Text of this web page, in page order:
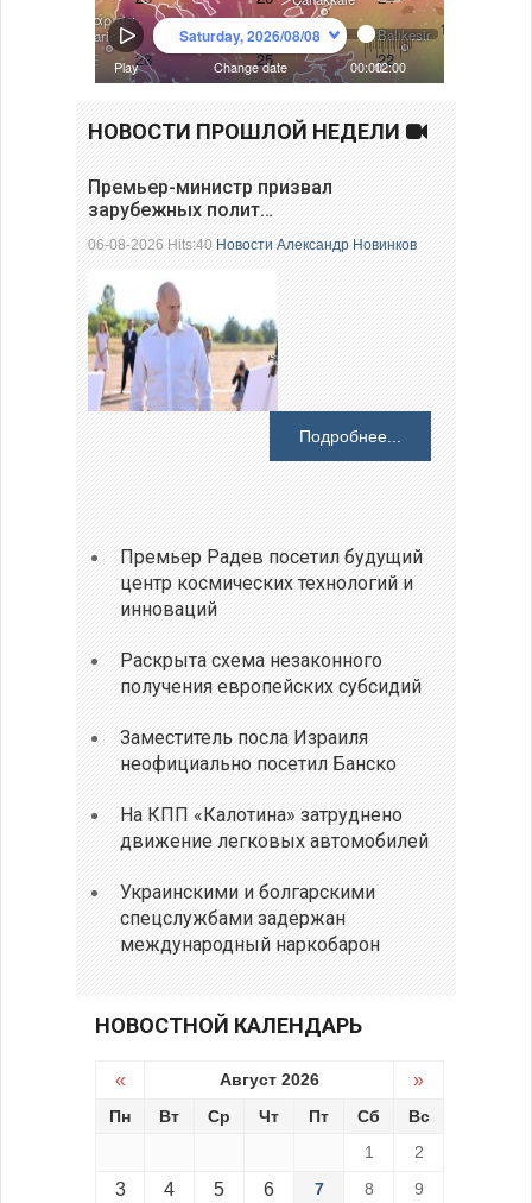
НОВОСТИ ПРОШЛОЙ НЕДЕЛИ
Премьер-министр призвал
зарубежных полит…
06-08-2026 Hits:40Новости Александр Новинков
Подробнее...
Премьер Радев посетил будущий
центр космических технологий и
инноваций
Раскрыта схема незаконного
получения европейских субсидий
Заместитель посла Израиля
неофициально посетил Банско
На КПП «Калотина» затруднено
движение легковых автомобилей
Украинскими и болгарскими
спецслужбами задержан
международный наркобарон
НОВОСТНОЙ КАЛЕНДАРЬ
« Август 2026 »
Пн Вт Ср Чт Пт Сб
Вс
1
2
3 4 5 6 7 8 9